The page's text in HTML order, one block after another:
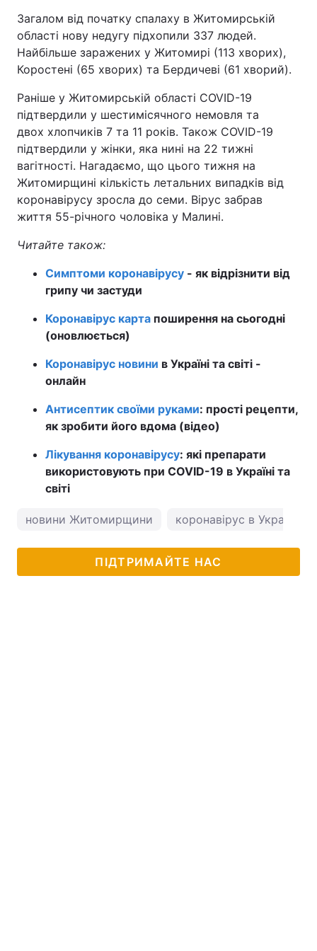
Тема оформлення
Загалом від початку спалаху в Житомирській
області нову недугу підхопили 337 людей.
Найбільше заражених у Житомирі (113 хворих),
Коростені (65 хворих) та Бердичеві (61 хворий).
Раніше у Житомирській області COVID-19
підтвердили у шестимісячного немовля та
двох хлопчиків 7 та 11 років. Також COVID-19
підтвердили у жінки, яка нині на 22 тижні
вагітності. Нагадаємо, що цього тижня на
Житомирщині кількість летальних випадків від
коронавірусу зросла до семи. Вірус забрав
життя 55-річного чоловіка у Малині.
Читайте також:
Симптоми коронавірусу - як відрізнити від
грипу чи застуди
Коронавірус карта поширення на сьогодні
(оновлюється)
Коронавірус новини в Україні та світі -
онлайн
Антисептик своїми руками: прості рецепти,
як зробити його вдома (відео)
Лікування коронавірусу: які препарати
використовують при COVID-19 в Україні та
світі
новини Житомирщини коронавірус в Україні
ПІДТРИМАЙТЕ НАС